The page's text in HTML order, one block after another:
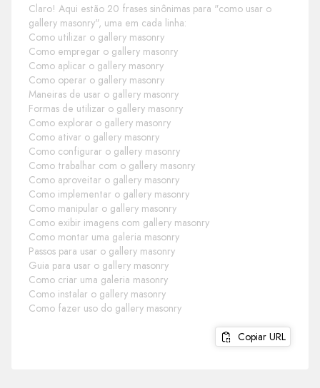
Claro! Aqui estão 20 frases sinônimas para "como usar o
gallery masonry", uma em cada linha:
Como utilizar o gallery masonry
Como empregar o gallery masonry
Como aplicar o gallery masonry
Como operar o gallery masonry
Maneiras de usar o gallery masonry
Formas de utilizar o gallery masonry
Como explorar o gallery masonry
Como ativar o gallery masonry
Como configurar o gallery masonry
Como trabalhar com o gallery masonry
Como aproveitar o gallery masonry
Como implementar o gallery masonry
Como manipular o gallery masonry
Como exibir imagens com gallery masonry
Como montar uma galeria masonry
Passos para usar o gallery masonry
Guia para usar o gallery masonry
Como criar uma galeria masonry
Como instalar o gallery masonry
Como fazer uso do gallery masonry
Copiar URL